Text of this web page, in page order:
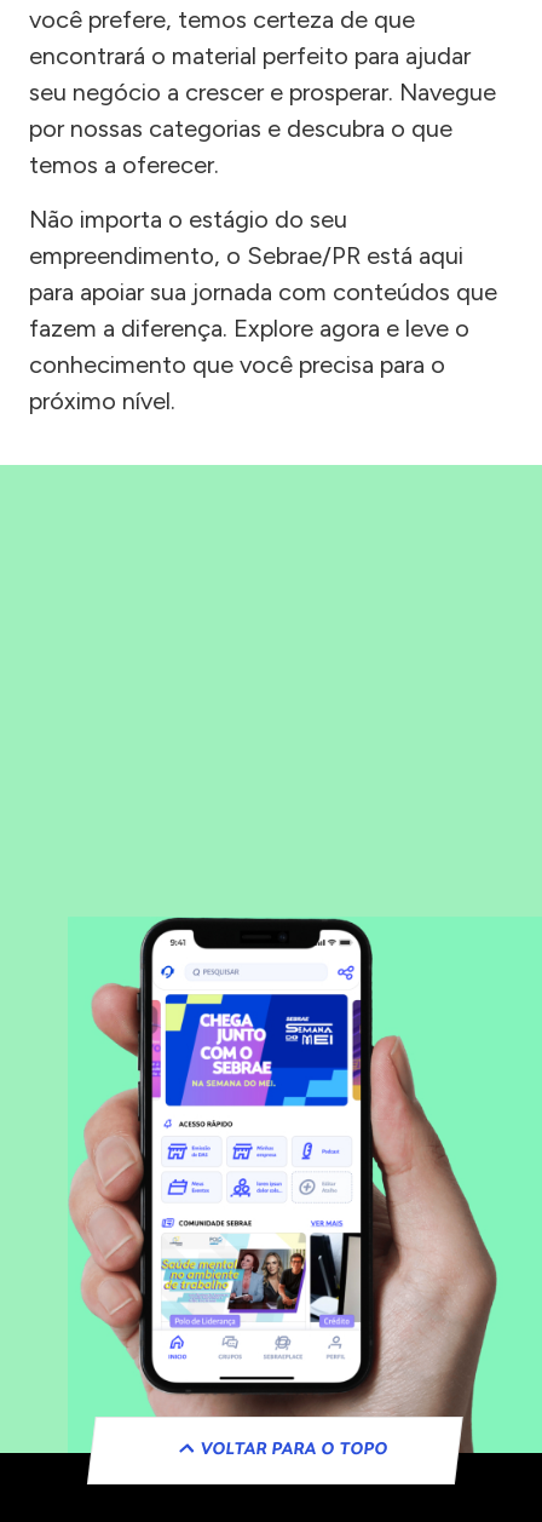
você prefere, temos certeza de que
encontrará o material perfeito para ajudar
seu negócio a crescer e prosperar. Navegue
por nossas categorias e descubra o que
temos a oferecer.
Não importa o estágio do seu
empreendimento, o Sebrae/PR está aqui
para apoiar sua jornada com conteúdos que
fazem a diferença. Explore agora e leve o
conhecimento que você precisa para o
próximo nível.
VOLTAR PARA O TOPO